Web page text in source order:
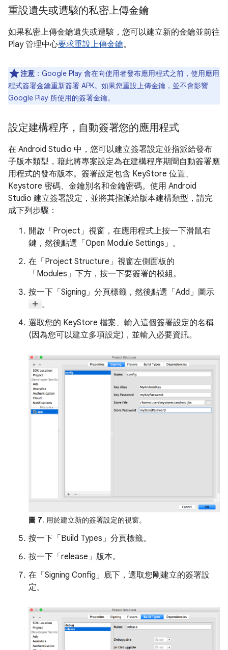
重設遺失或遭駭的私密上傳金鑰
如果私密上傳金鑰遺失或遭駭，您可以建立新的金鑰並前往
Play 管理中心要求重設上傳金鑰。
注意 ： Google Play 會在向使用者發布應用程式之前，使用應用
程式簽署金鑰重新簽署 APK。如果您重設上傳金鑰，並不會影響
Google Play 所使用的簽署金鑰。
設定建構程序，自動簽署您的應用程式
在 Android Studio 中，您可以建立簽署設定並指派給發布
子版本類型，藉此將專案設定為在建構程序期間自動簽署應
用程式的發布版本。簽署設定包含 KeyStore 位置、
Keystore 密碼、金鑰別名和金鑰密碼。使用 Android
Studio 建立簽署設定，並將其指派給版本建構類型，請完
成下列步驟：
開啟「Project」 視窗，在應用程式上按一下滑鼠右
鍵，然後點選「Open Module Settings」 。
在「Project Structure」 視窗左側面板的
「Modules」 下方，按一下要簽署的模組。
按一下「Signing」 分頁標籤，然後點選「Add」 圖示
。
選取您的 KeyStore 檔案、輸入這個簽署設定的名稱
(因為您可以建立多項設定)，並輸入必要資訊。
圖 7. 用於建立新的簽署設定的視窗。
按一下「Build Types」 分頁標籤。
按一下「release」 版本。
在「Signing Config」 底下，選取您剛建立的簽署設
定。